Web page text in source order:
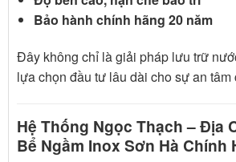
Bảo hành chính hãng 20 năm
Đây không chỉ là giải pháp lưu trữ
lựa chọn đầu tư lâu dài cho sự an tâm
Hệ Thống Ngọc Thạch – Địa
Bể Ngầm Inox Sơn Hà Chính